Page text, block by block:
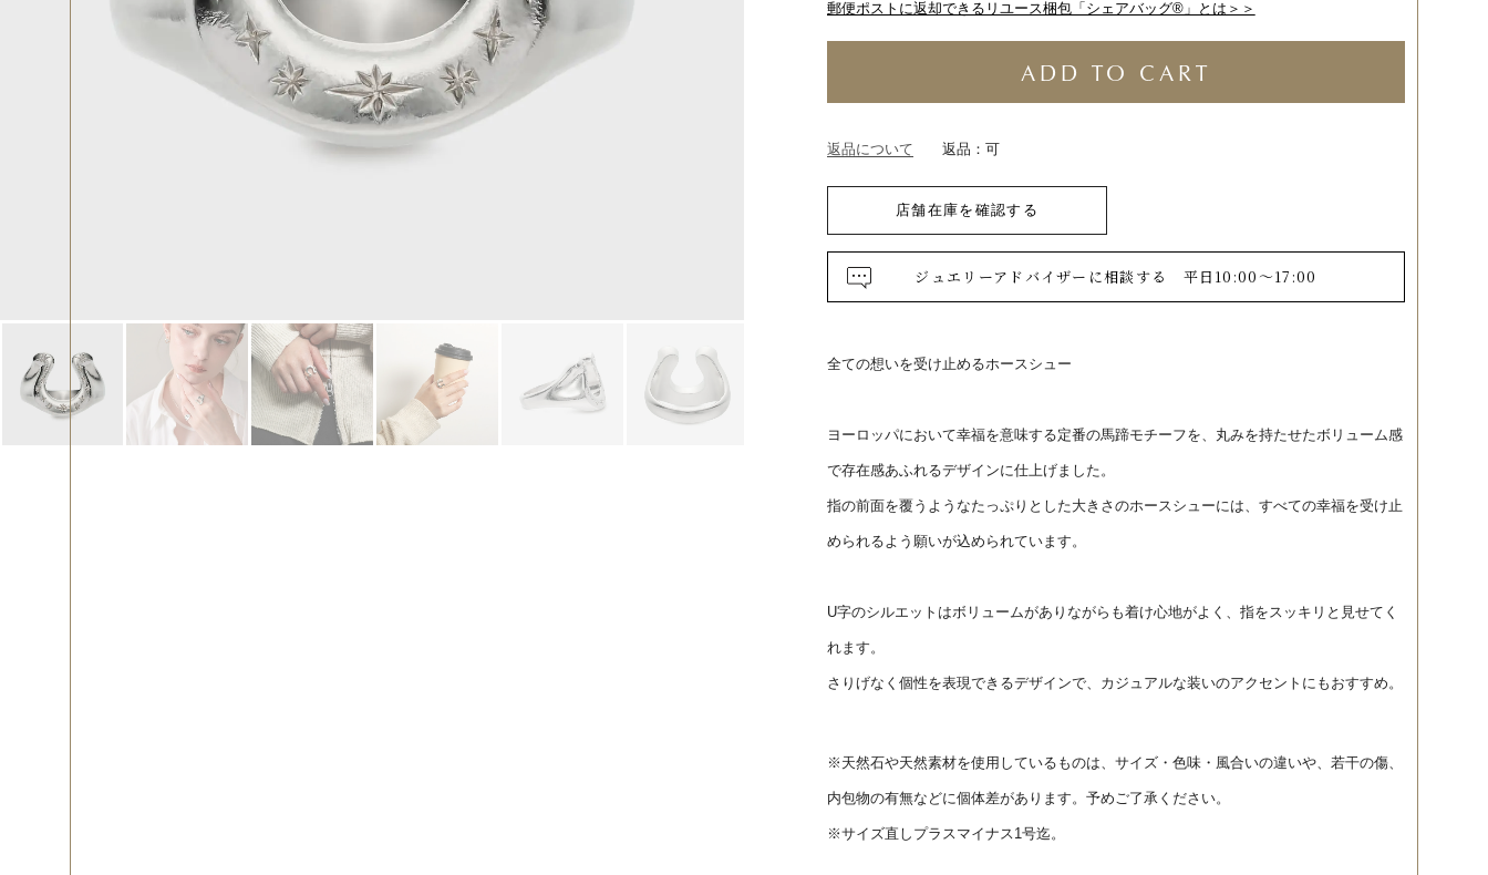
郵便ポストに返却できるリユース梱包「シェアバッグ®︎」とは＞＞
ADD TO CART
返品について 返品：可
店舗在庫を確認する
ジュエリーアドバイザーに相談する 平日10:00～17:00
全ての想いを受け止めるホースシュー
ヨーロッパにおいて幸福を意味する定番の馬蹄モチーフを、丸みを持たせたボリューム感
で存在感あふれるデザインに仕上げました。
指の前面を覆うようなたっぷりとした大きさのホースシューには、すべての幸福を受け止
められるよう願いが込められています。
U字のシルエットはボリュームがありながらも着け心地がよく、指をスッキリと見せてく
れます。
さりげなく個性を表現できるデザインで、カジュアルな装いのアクセントにもおすすめ。
※天然石や天然素材を使用しているものは、サイズ・色味・風合いの違いや、若干の傷、
内包物の有無などに個体差があります。予めご了承ください。
※サイズ直しプラスマイナス1号迄。